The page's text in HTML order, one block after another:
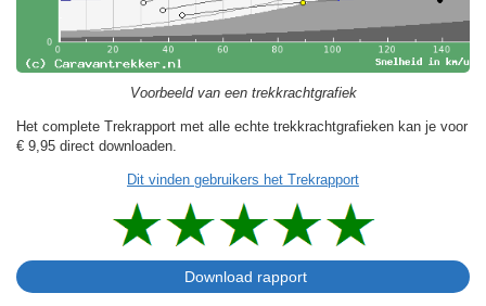
Voorbeeld van een trekkrachtgrafiek
Het complete Trekrapport met alle echte trekkrachtgrafieken kan je voor
€ 9,95 direct downloaden.
Dit vinden gebruikers het Trekrapport